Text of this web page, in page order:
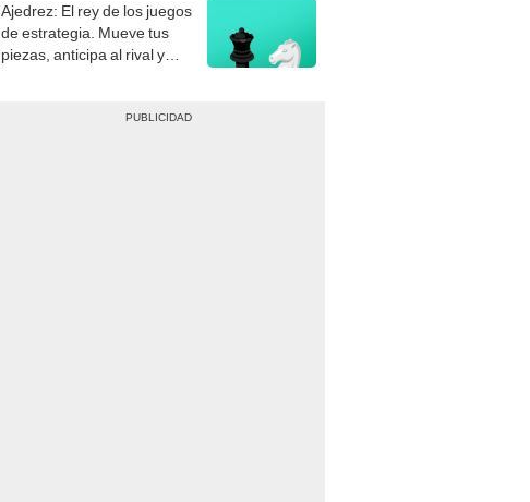
Ajedrez: El rey de los juegos
de estrategia. Mueve tus
piezas, anticipa al rival y